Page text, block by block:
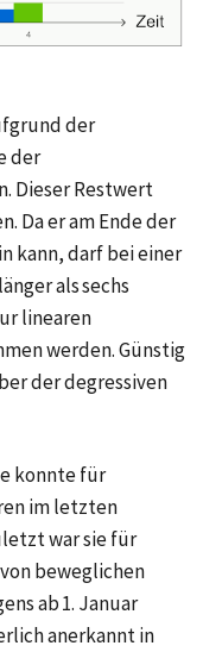
der
der
Dieser Restwert
Da er am Ende der
kann, darf bei einer
als sechs
linearen
werden. Günstig
der degressiven
konnte für
im letzten
war sie für
beweglichen
ab 1. Januar
anerkannt in